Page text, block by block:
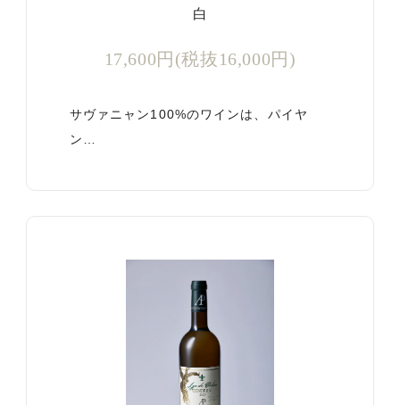
白
17,600円(税抜16,000円)
サヴァニャン100%のワインは、パイヤ
ン…